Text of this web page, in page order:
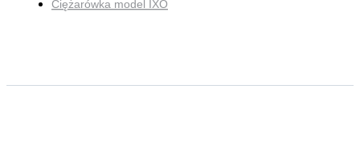
Ciężarówka model IXO